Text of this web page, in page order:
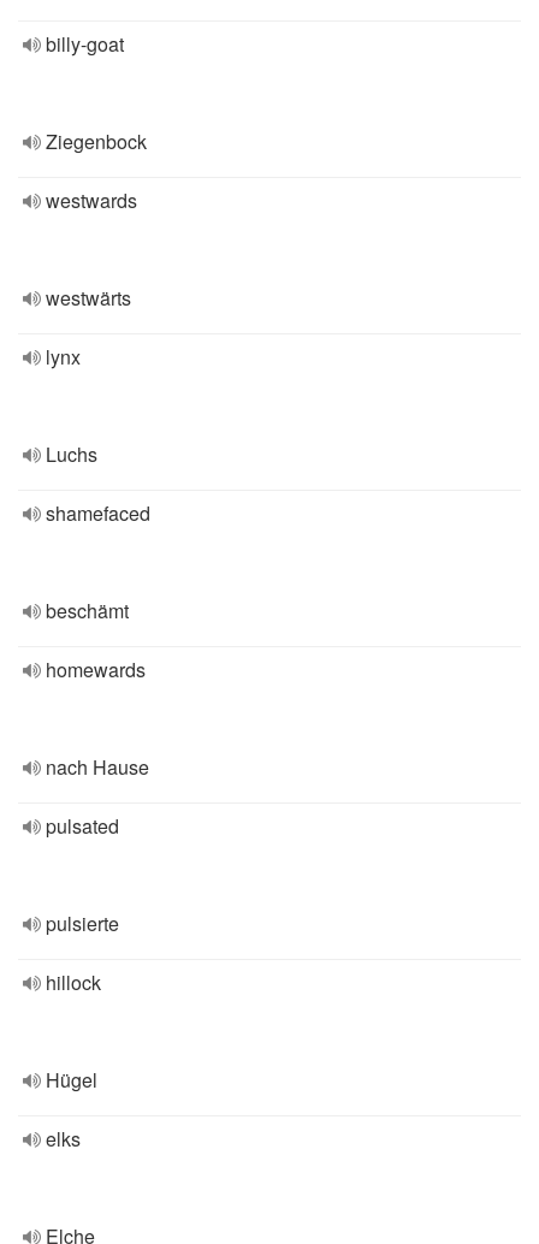
billy-goat
Ziegenbock
westwards
westwärts
lynx
Luchs
shamefaced
beschämt
homewards
nach Hause
pulsated
pulsierte
hillock
Hügel
elks
Elche